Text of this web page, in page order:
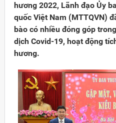
hương 2022, Lãnh đạo Ủy
quốc Việt Nam (MTTQVN)
bào có nhiều đóng góp
dịch Covid-19, hoạt động
hương.